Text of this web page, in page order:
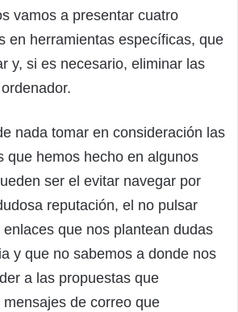
vamos a presentar cuatro
en herramientas específicas, que
y, si es necesario, eliminar las
nada tomar en consideración las
que hemos hecho en algunos
ser el evitar navegar por
reputación, el no pulsar
que nos plantean dudas
y que no sabemos a donde nos
a las propuestas que
de correo que